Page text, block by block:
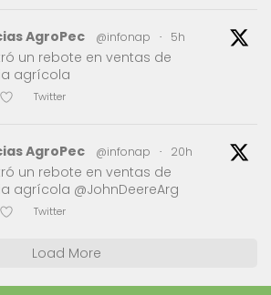
AgroPec @infonap · 5h
un rebote en ventas de
agrícola
Twitter
AgroPec @infonap · 20h
un rebote en ventas de
agrícola @JohnDeereArg
Twitter
Load More